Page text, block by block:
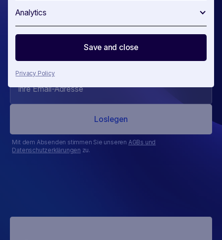
Analytics
Save and close
Privacy Policy
Immer einen
Schritt voraus.
Mit dem Absenden stimmen Sie unseren AGBs und
Datenschutzerklärungen zu.